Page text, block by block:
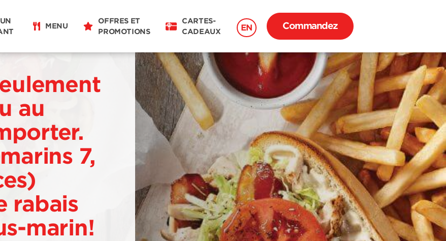
MENU
OFFRES ET
PROMOTIONS
CARTES-
CADEAUX
EN Commandez
au
7,
rabais
marin!